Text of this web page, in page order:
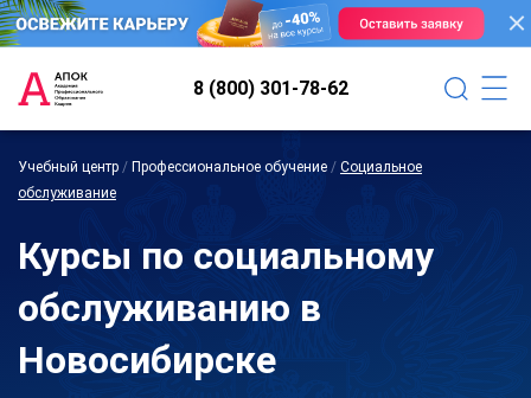
8 (800) 301-78-62
Учебный центр / Профессиональное обучение / Социальное
обслуживание
Курсы по социальному
обслуживанию в
Новосибирске